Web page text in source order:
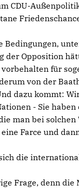
CDU-
Bedingungen,
der Opposition
für
von der
dazu kommt:
- Sie
man bei
eine Farce und
die
Frage, denn